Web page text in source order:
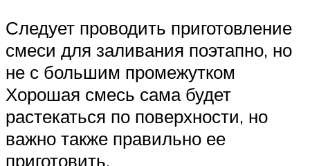
Следует проводить приготовление
смеси для заливания поэтапно, но
не с большим промежутком
Хорошая смесь сама будет
растекаться по поверхности, но
важно также правильно ее
приготовить.